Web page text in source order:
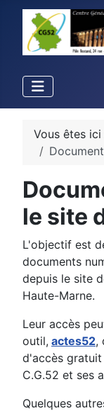
Vous êtes ici
le site
L'objectif est
documents
depuis le site
Haute-Marne.
Leur accès
outil, actes52,
d'accès
C.G.52 et ses
Quelques